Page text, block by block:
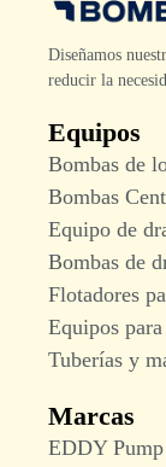
Diseñamos
reducir la
Equipos
Bombas de
Bombas
Equipo de
Bombas de
Flotadores
Equipos
Tuberías y
Marcas
EDDY Pump